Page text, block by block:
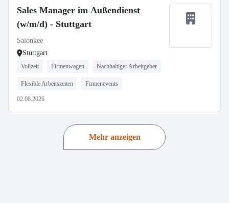
Sales Manager im Außendienst
(w/m/d) - Stuttgart
Salonkee
Stuttgart
Vollzeit Firmenwagen Nachhaltiger Arbeitgeber
Flexible Arbeitszeiten Firmenevents
02.08.2026
Mehr anzeigen